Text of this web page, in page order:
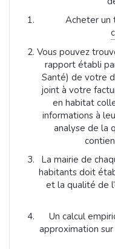
Acheter un
Vous pouvez
rapport établi
Santé) de votre
joint à votre
en habitat
informations à
analyse de la
La mairie de
habitants doit
et la qualité de
Un calcul
approximation